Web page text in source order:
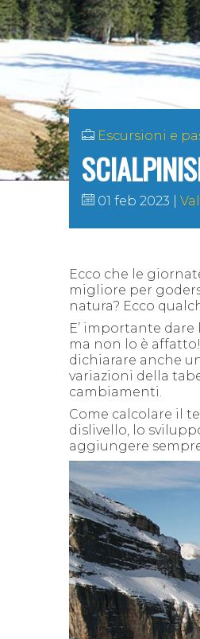
Escursioni e
01 feb 2023
Ecco che le
migliore per
natura? Ecco
E’ importante dare
ma non lo è affatto!
dichiarare anche
variazioni della
cambiamenti.
Come calcolare il
dislivello, lo
aggiungere